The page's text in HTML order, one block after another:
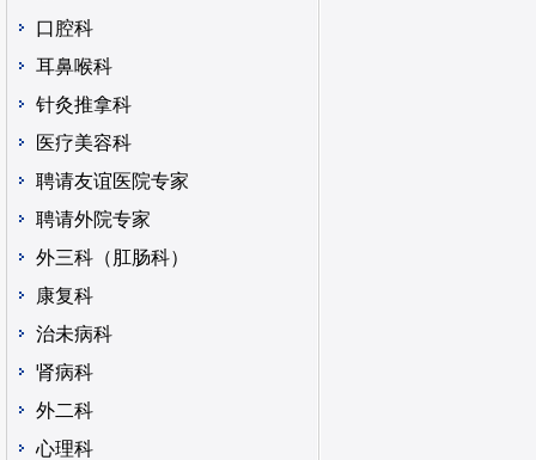
口腔科
耳鼻喉科
针灸推拿科
医疗美容科
聘请友谊医院专家
聘请外院专家
外三科（肛肠科）
康复科
治未病科
肾病科
外二科
心理科